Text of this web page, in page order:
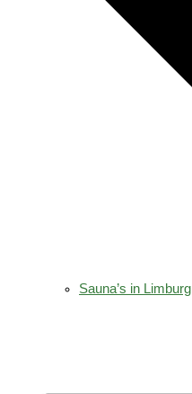
Sauna’s in Limburg